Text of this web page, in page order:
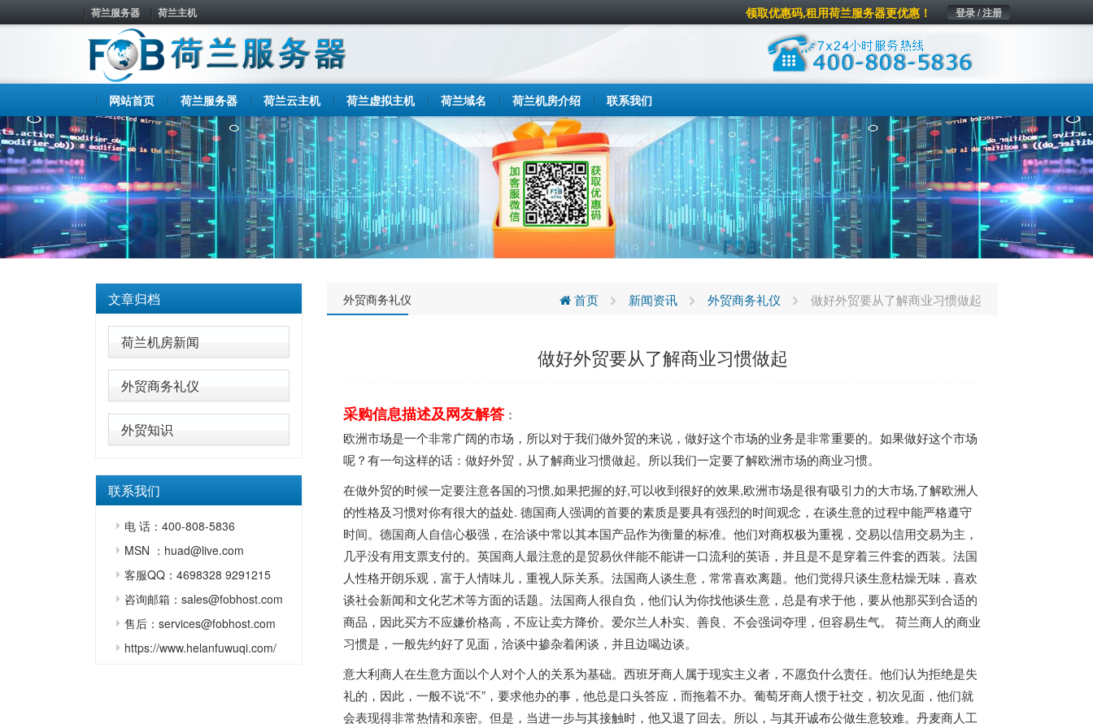
荷兰服务器 荷兰主机 登录 / 注册
领取优惠码,租用荷兰服务器更优惠！
网站首页 荷兰服务器 荷兰云主机 荷兰虚拟主机 荷兰域名 荷兰机房介绍 联系我们
文章归档
荷兰机房新闻
外贸商务礼仪
外贸知识
联系我们
电 话：400-808-5836
MSN ：huad@live.com
客服QQ：4698328 9291215
咨询邮箱：sales@fobhost.com
售后：services@fobhost.com
https://www.helanfuwuqi.com/
外贸商务礼仪 首页 新闻资讯 外贸商务礼仪 做好外贸要从了解商业习惯做起
做好外贸要从了解商业习惯做起
采购信息描述及网友解答：
欧洲市场是一个非常广阔的市场，所以对于我们做外贸的来说，做好这个市场的业务是非常重要的。如果做好这个市场
呢？有一句这样的话：做好外贸，从了解商业习惯做起。所以我们一定要了解欧洲市场的商业习惯。
在做外贸的时候一定要注意各国的习惯,如果把握的好,可以收到很好的效果,欧洲市场是很有吸引力的大市场,了解欧洲人
的性格及习惯对你有很大的益处. 德国商人强调的首要的素质是要具有强烈的时间观念，在谈生意的过程中能严格遵守
时间。德国商人自信心极强，在洽谈中常以其本国产品作为衡量的标准。他们对商权极为重视，交易以信用交易为主，
几乎没有用支票支付的。英国商人最注意的是贸易伙伴能不能讲一口流利的英语，并且是不是穿着三件套的西装。法国
人性格开朗乐观，富于人情味儿，重视人际关系。法国商人谈生意，常常喜欢离题。他们觉得只谈生意枯燥无味，喜欢
谈社会新闻和文化艺术等方面的话题。法国商人很自负，他们认为你找他谈生意，总是有求于他，要从他那买到合适的
商品，因此买方不应嫌价格高，不应让卖方降价。爱尔兰人朴实、善良、不会强词夺理，但容易生气。 荷兰商人的商业
习惯是，一般先约好了见面，洽谈中掺杂着闲谈，并且边喝边谈。
意大利商人在生意方面以个人对个人的关系为基础。西班牙商人属于现实主义者，不愿负什么责任。他们认为拒绝是失
礼的，因此，一般不说“不”，要求他办的事，他总是口头答应，而拖着不办。葡萄牙商人惯于社交，初次见面，他们就
会表现得非常热情和亲密。但是，当进一步与其接触时，他又退了回去。所以，与其开诚布公做生意较难。丹麦商人工